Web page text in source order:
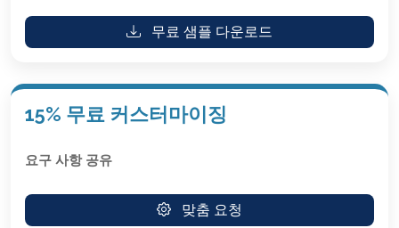
무료 샘플 다운로드
15% 무료 커스터마이징
요구 사항 공유
맞춤 요청